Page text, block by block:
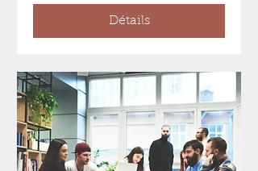
Détails